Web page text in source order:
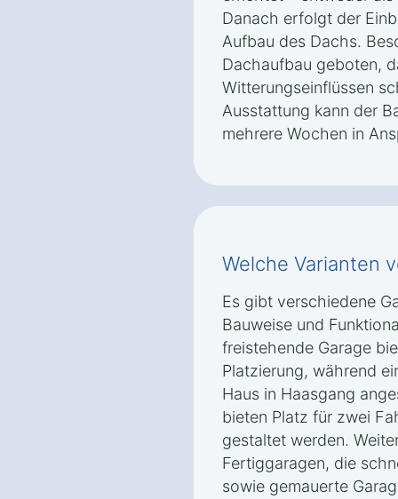
Danach erfolgt der
Aufbau des Dachs.
Dachaufbau geboten,
Witterungseinflüssen
Ausstattung kann der
mehrere Wochen in
Welche Varianten
Es gibt verschiedene
Bauweise und
freistehende Garage
Platzierung, während
Haus in Haasgang
bieten Platz für zwei
gestaltet werden.
Fertiggaragen, die
sowie gemauerte